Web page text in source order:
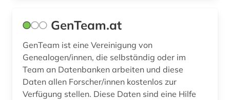
GenTeam.at
GenTeam ist eine Vereinigung von
Genealogen/innen, die selbständig oder im
Team an Datenbanken arbeiten und diese
Daten allen Forscher/innen kostenlos zur
Verfügung stellen. Diese Daten sind eine Hilfe